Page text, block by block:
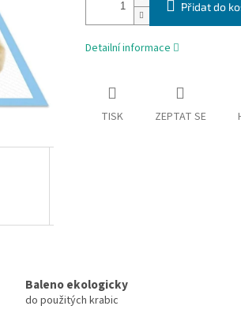
Přidat do
Detailní informace
TISK ZEPTAT SE
Baleno ekologicky
do použitých krabic